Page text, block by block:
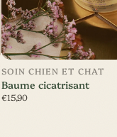
SOIN CHIEN ET CHAT
Baume cicatrisant
€15,90